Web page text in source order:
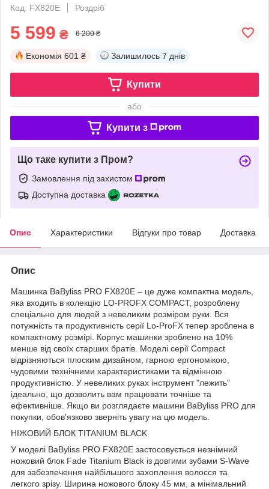
Код: FX820E
Роздріб
5 599 ₴ 6 200 ₴
Економія 601 ₴ Залишилось 7 днів
Купити
або
Купити з
Що таке купити з Пром?
Замовлення під захистом
Доступна доставка
Опис Характеристики Відгуки про товар Доставка
Опис
Машинка BaByliss PRO FX820E – це дуже компактна модель,
яка входить в колекцію LO-PROFX COMPACT, розроблену
спеціально для людей з невеликим розміром руки. Вся
потужність та продуктивність серії Lo-ProFX тепер зроблена в
компактному розмірі. Корпус машинки зроблено на 10%
менше від своїх старших братів. Моделі серії Compact
відрізняються плоским дизайном, гарною ергономікою,
чудовими технічними характеристиками та відмінною
продуктивністю. У невеликих руках інструмент "лежить"
ідеально, що дозволить вам працювати точніше та
ефективніше. Якщо ви розглядаєте машини BaByliss PRO для
покупки, обов'язково зверніть увагу на цю модель.
НІЖОВИЙ БЛОК TITANIUM BLACK
У моделі BaByliss PRO FX820E застосовується незнімний
ножовий блок Fade Titanium Black із довгими зубами S-Wave
для забезпечення найбільшого захоплення волосся та
легкого зрізу. Ширина ножового блоку 45 мм, а мінімальний